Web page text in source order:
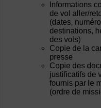
Informations
de vol aller/
(dates,
destinations,
des vols)
Copie de la
presse
Copie des
justificatifs de
fournis par le
(ordre de